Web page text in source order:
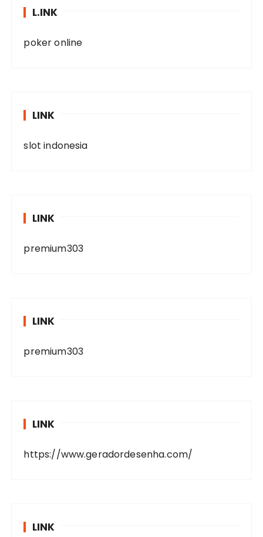
L.INK
poker online
LINK
slot indonesia
LINK
premium303
LINK
premium303
LINK
https://www.geradordesenha.com/
LINK